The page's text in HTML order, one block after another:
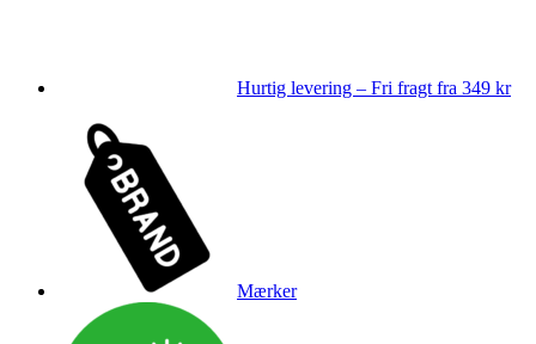
Hurtig levering – Fri fragt fra 349 kr
Mærker